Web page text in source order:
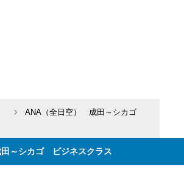
ANA（全日空） 成田～シカゴ
～シカゴ ビジネスクラス